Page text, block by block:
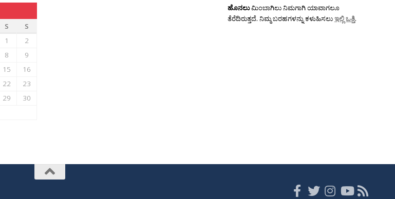
S
S
1
2
8
9
15
16
22
23
29
30
ಹೊನಲುಮಿಂಬಾಗಿಲು ನಿಮಗಾಗಿ ಯಾವಾಗಲೂ
ತೆರೆದಿರುತ್ತದೆ. ನಿಮ್ಮ ಬರಹಗಳನ್ನು ಕಳುಹಿಸಲುಇಲ್ಲಿ ಒತ್ತಿ.